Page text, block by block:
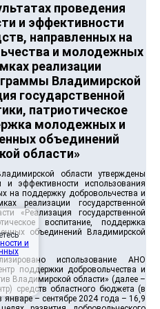
проведения
и эффективности
направленных на
и молодежных
реализации
Владимирской
государственной
патриотическое
молодежных и
объединений
области»
области утверждены
и эффективности использования
на поддержку добровольчества и
реализации государственной
«Реализация государственной
воспитание, поддержка
объединений Владимирской
использование АНО
поддержки добровольчества и
Владимирской области» (далее –
средств областного бюджета (в
– сентябре 2024 года – 16,9
и